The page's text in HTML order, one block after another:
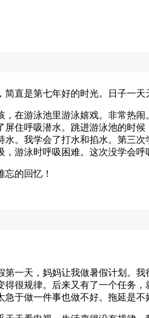
是第七年好的时光。日子一天
游泳池里游泳嬉戏。非常热
住呼吸潜水。跳进游泳池的时
。我学会了打水和掐水。第三
游泳时呼吸困难。这次没学会呼
的回忆！
天，妈妈让我做暑假计划。
很规律。后来又有了一个任务
于做一件事也做不好。拖延是不